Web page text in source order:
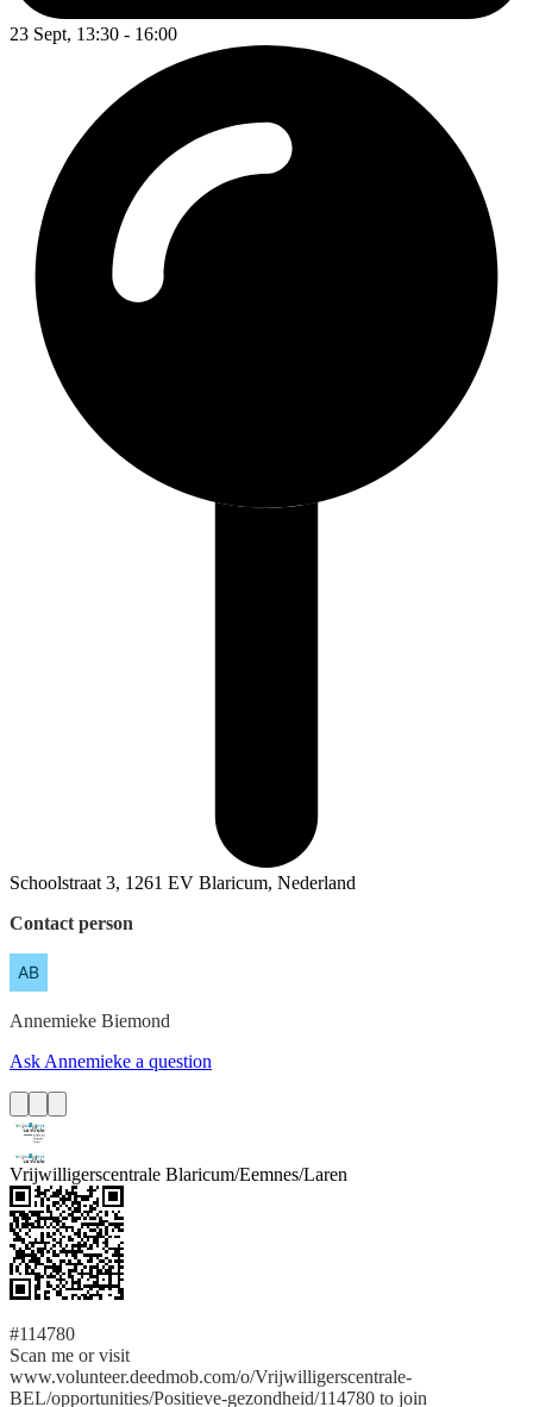
23 Sept, 13:30 - 16:00
Schoolstraat 3, 1261 EV Blaricum, Nederland
Contact person
Annemieke Biemond
Ask Annemieke a question
Vrijwilligerscentrale Blaricum/Eemnes/Laren
#114780
Scan me or visit
www.volunteer.deedmob.com/o/Vrijwilligerscentrale-
BEL/opportunities/Positieve-gezondheid/114780 to join